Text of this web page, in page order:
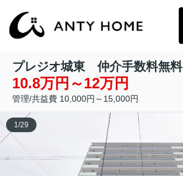
プレジオ城東 仲介手数料無料
10.8万円～12万円
管理/共益費 10,000円～15,000円
1 /29